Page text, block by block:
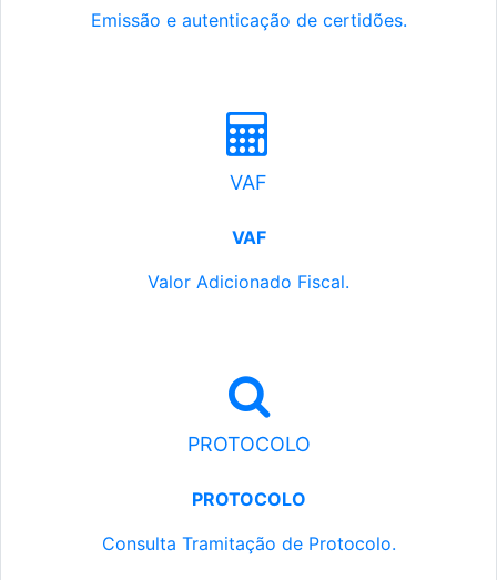
Emissão e autenticação de certidões.
VAF
VAF
Valor Adicionado Fiscal.
PROTOCOLO
PROTOCOLO
Consulta Tramitação de Protocolo.